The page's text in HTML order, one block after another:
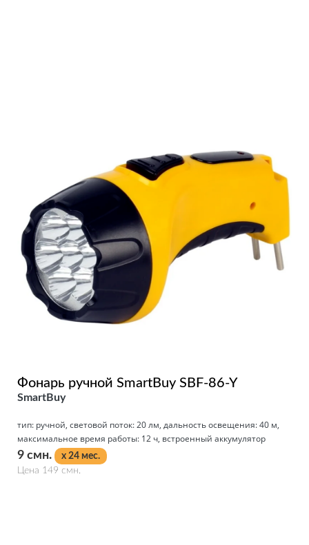
Фонарь ручной SmartBuy SBF-86-Y
SmartBuy
тип: ручной, световой поток: 20 лм, дальность освещения: 40 м,
максимальное время работы: 12 ч, встроенный аккумулятор
9 смн.
x 24 мес.
Цена 149 смн.